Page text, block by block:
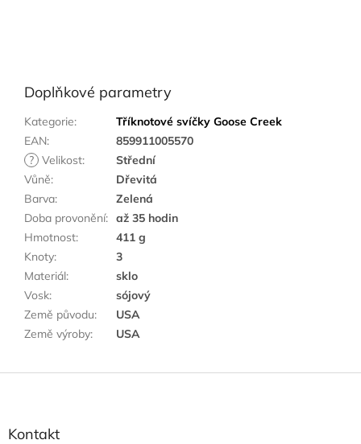
Doplňkové parametry
Kategorie:
Tříknotové svíčky Goose Creek
EAN:
859911005570
? Velikost:
Střední
Vůně:
Dřevitá
Barva:
Zelená
Doba provonění: až 35 hodin
Hmotnost:
411 g
Knoty:
3
Materiál:
sklo
Vosk:
sójový
Země původu:
USA
Země výroby: USA
Z
Kontakt